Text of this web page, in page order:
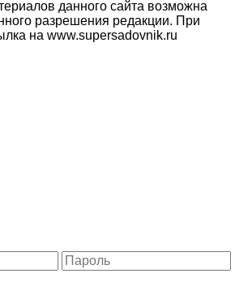
данного сайта возможна
разрешения редакции. При
на www.supersadovnik.ru